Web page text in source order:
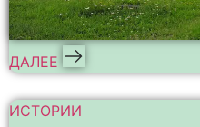
ДАЛЕЕ
ИСТОРИИ